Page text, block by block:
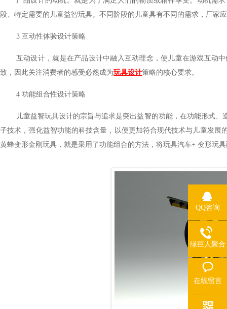
段、特定需要的儿童益智玩具。不同阶段的儿童具有不同的需求，厂
3 互动性体验设计策略
互动设计，就是在产品设计中融入互动理念，使儿童在游戏互动中
致，因此关注消费者的感受必然成为玩具设计策略的核心要求。
4 功能组合性设计策略
儿童益智玩具设计的宗旨与追求是突出益智的功能，在功能形式、造
子技术，强化益智功能的科技含量，以便更加符合现代技术与儿童发
黄蜂变形金刚玩具，就是采用了功能组合的方法，将玩具汽车+ 变形玩具
QQ咨询
绿巨人聚合
在线留言